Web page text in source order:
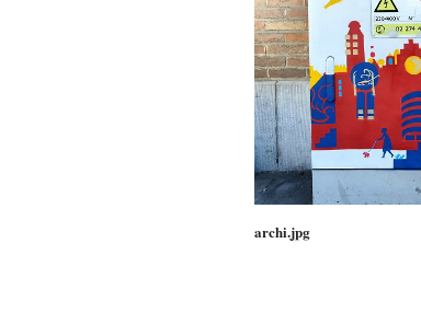
archi.jpg